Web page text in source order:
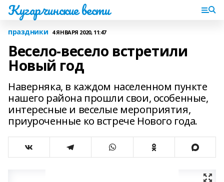
Кугарчинские вести
праздники 4 ЯНВАРЯ 2020, 11:47
Весело-весело встретили
Новый год
Наверняка, в каждом населенном пункте
нашего района прошли свои, особенные,
интересные и веселые мероприятия,
приуроченные ко встрече Нового года.